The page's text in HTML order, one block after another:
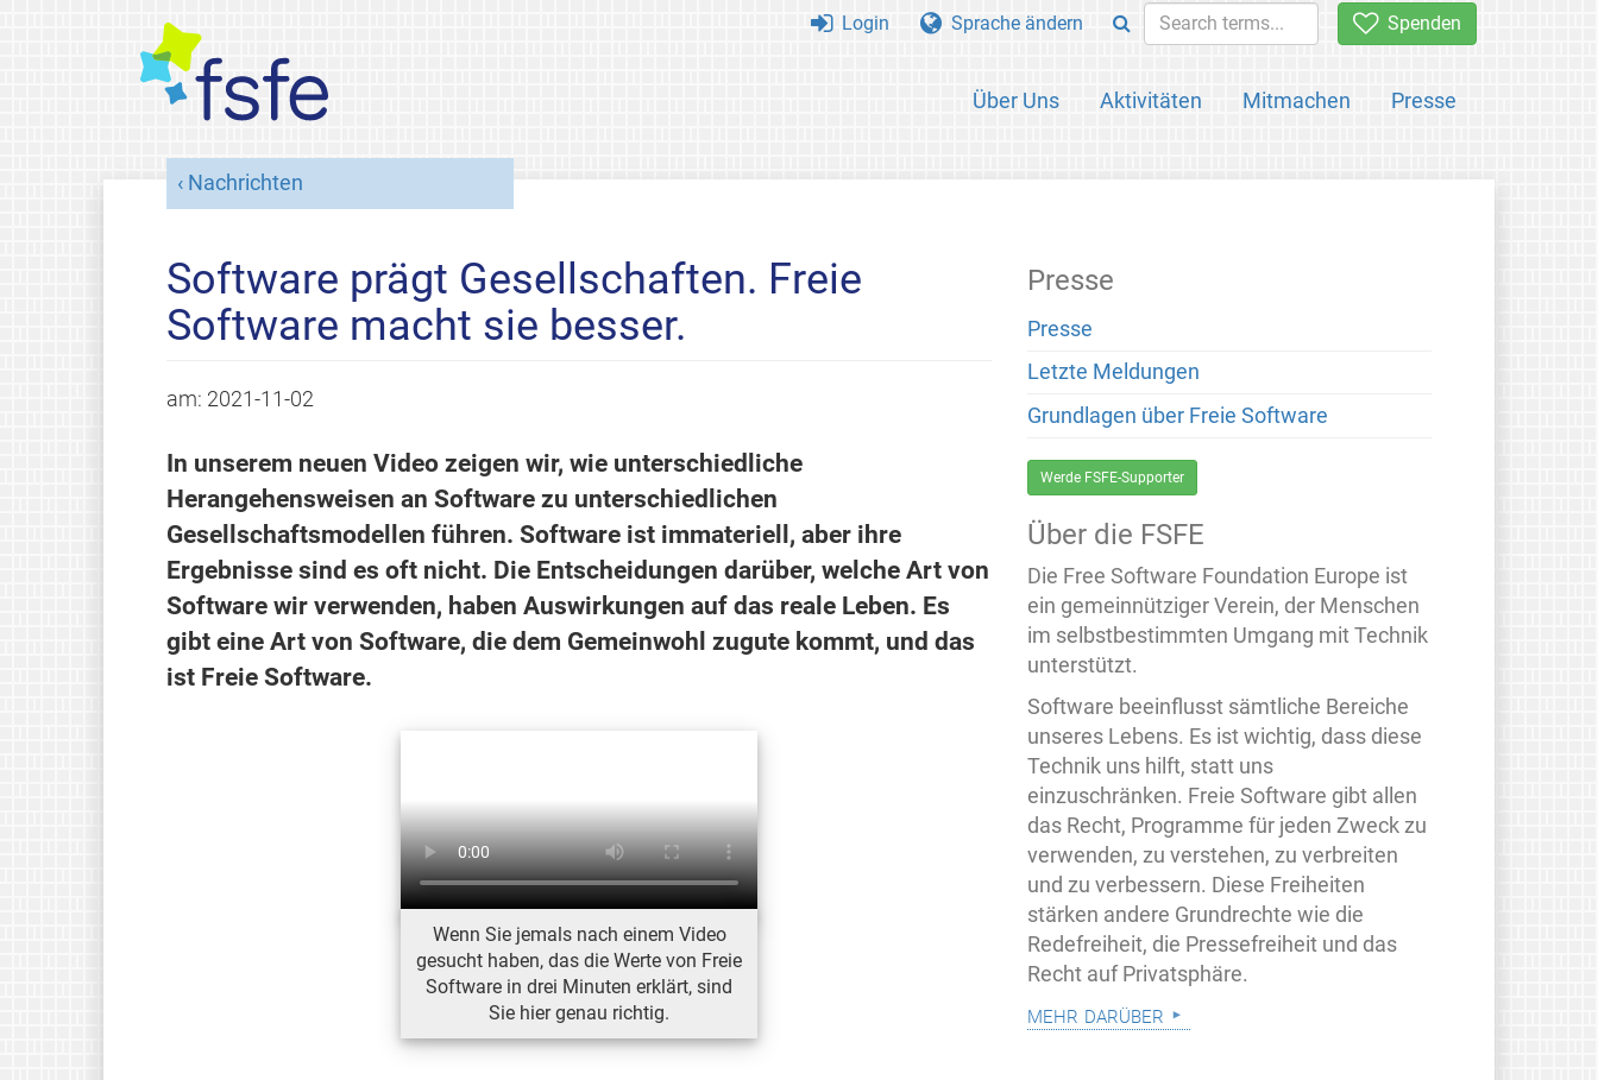
Spenden
Über Uns Aktivitäten Mitmachen Presse
Login Sprache ändern
Nachrichten
Software prägt Gesellschaften. Freie
Software macht sie besser.
am: 2021-11-02
In unserem neuen Video zeigen wir, wie unterschiedliche
Herangehensweisen an Software zu unterschiedlichen
Gesellschaftsmodellen führen. Software ist immateriell, aber ihre
Ergebnisse sind es oft nicht. Die Entscheidungen darüber, welche Art von
Software wir verwenden, haben Auswirkungen auf das reale Leben. Es
gibt eine Art von Software, die dem Gemeinwohl zugute kommt, und das
ist Freie Software.
Wenn Sie jemals nach einem Video
gesucht haben, das die Werte von Freie
Software in drei Minuten erklärt, sind
Sie hier genau richtig.
Presse
Presse
Letzte Meldungen
Grundlagen über Freie Software
Werde FSFE-Supporter
Über die FSFE
Die Free Software Foundation Europe ist
ein gemeinnütziger Verein, der Menschen
im selbstbestimmten Umgang mit Technik
unterstützt.
Software beeinflusst sämtliche Bereiche
unseres Lebens. Es ist wichtig, dass diese
Technik uns hilft, statt uns
einzuschränken. Freie Software gibt allen
das Recht, Programme für jeden Zweck zu
verwenden, zu verstehen, zu verbreiten
und zu verbessern. Diese Freiheiten
stärken andere Grundrechte wie die
Redefreiheit, die Pressefreiheit und das
Recht auf Privatsphäre.
mehr darüber